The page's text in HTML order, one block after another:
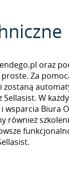
oraz
Za
W
wsparcia Biura
również